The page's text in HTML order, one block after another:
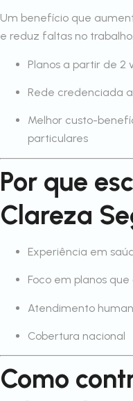
Um benefício que
e reduz faltas no trabalho.
Planos a partir de 2
Rede credenciada
Melhor custo-
particulares
Por que
Clareza
Experiência em
Foco em planos
Atendimento
Cobertura nacional
Como